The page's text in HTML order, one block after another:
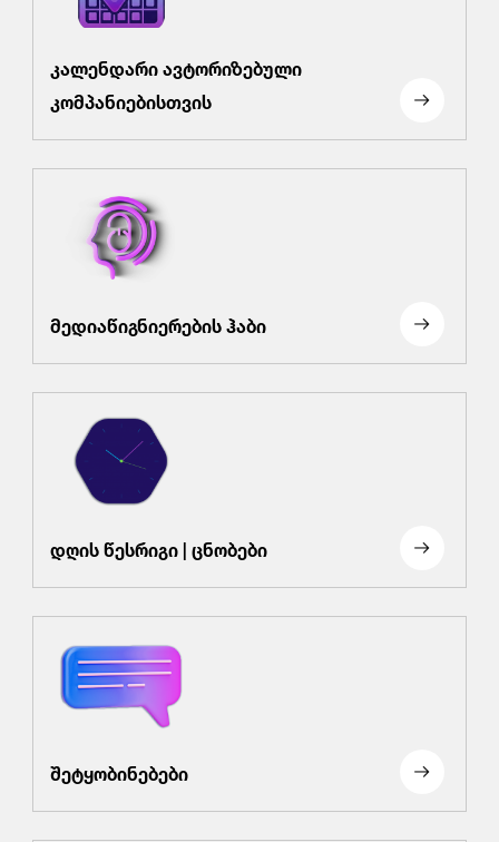
კალენდარი ავტორიზებული
კომპანიებისთვის
მედიაწიგნიერების ჰაბი
დღის წესრიგი | ცნობები
შეტყობინებები